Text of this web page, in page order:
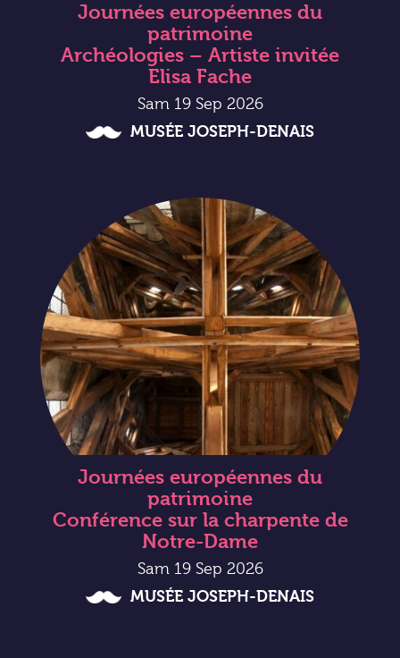
Journées européennes du
patrimoine
Archéologies – Artiste invitée
Elisa Fache
Sam 19 Sep 2026
MUSÉE JOSEPH-DENAIS
Journées européennes du
patrimoine
Conférence sur la charpente de
Notre-Dame
Sam 19 Sep 2026
MUSÉE JOSEPH-DENAIS